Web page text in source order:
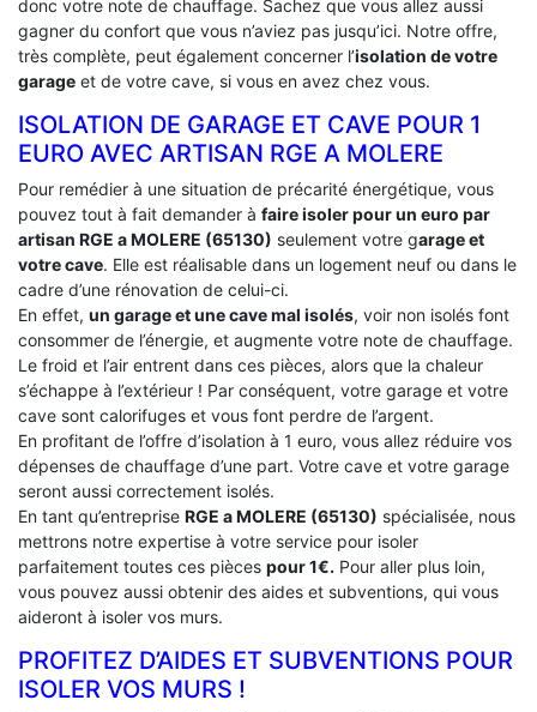
donc votre note de chauffage. Sachez que vous allez aussi
gagner du confort que vous n’aviez pas jusqu’ici. Notre offre,
très complète, peut également concerner l’isolation de votre
garage et de votre cave, si vous en avez chez vous.
ISOLATION DE GARAGE ET CAVE POUR 1
EURO AVEC ARTISAN RGE A MOLERE
Pour remédier à une situation de précarité énergétique, vous
pouvez tout à fait demander à faire isoler pour un euro par
artisan RGE a MOLERE (65130) seulement votre garage et
votre cave. Elle est réalisable dans un logement neuf ou dans le
cadre d’une rénovation de celui-ci.
En effet, un garage et une cave mal isolés, voir non isolés font
consommer de l’énergie, et augmente votre note de chauffage.
Le froid et l’air entrent dans ces pièces, alors que la chaleur
s’échappe à l’extérieur ! Par conséquent, votre garage et votre
cave sont calorifuges et vous font perdre de l’argent.
En profitant de l’offre d’isolation à 1 euro, vous allez réduire vos
dépenses de chauffage d’une part. Votre cave et votre garage
seront aussi correctement isolés.
En tant qu’entreprise RGE a MOLERE (65130) spécialisée, nous
mettrons notre expertise à votre service pour isoler
parfaitement toutes ces pièces pour 1€. Pour aller plus loin,
vous pouvez aussi obtenir des aides et subventions, qui vous
aideront à isoler vos murs.
PROFITEZ D’AIDES ET SUBVENTIONS POUR
ISOLER VOS MURS !